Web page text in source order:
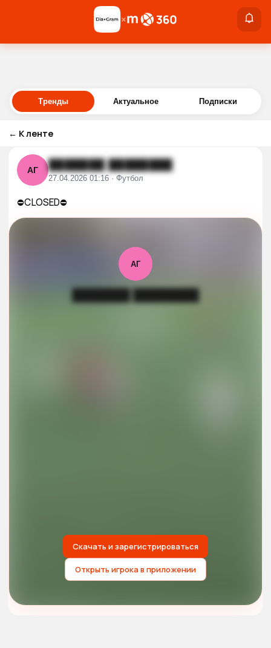
Войти
×
Тренды Актуальное Подписки
← К ленте
АГ ███████ ████████
27.04.2026 01:16 · Футбол
⛔️CLOSED⛔️
АГ
███████ ████████
Скачать и зарегистрироваться
Открыть игрока в приложении